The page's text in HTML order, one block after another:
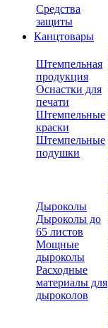
Средства
защиты
Канцтовары
Штемпельная
продукция
Оснастки для
печати
Штемпельные
краски
Штемпельные
подушки
Дыроколы
Дыроколы до
65 листов
Мощные
дыроколы
Расходные
материалы для
дыроколов